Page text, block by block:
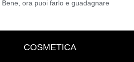
ora puoi farlo e guadagnare
COSMETICA